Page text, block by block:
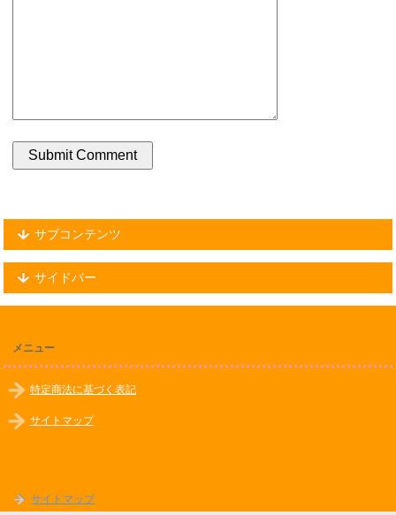
サブコンテンツ
サイドバー
メニュー
特定商法に基づく表記
サイトマップ
サイトマップ